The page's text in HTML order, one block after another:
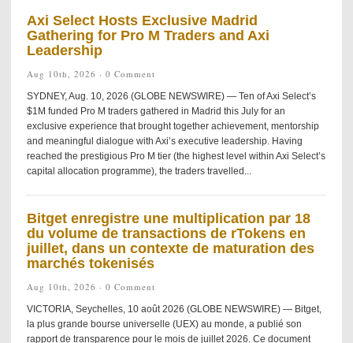
Axi Select Hosts Exclusive Madrid
Gathering for Pro M Traders and Axi
Leadership
Aug 10th, 2026 · 0 Comment
SYDNEY, Aug. 10, 2026 (GLOBE NEWSWIRE) — Ten of Axi Select’s
$1M funded Pro M traders gathered in Madrid this July for an
exclusive experience that brought together achievement, mentorship
and meaningful dialogue with Axi’s executive leadership. Having
reached the prestigious Pro M tier (the highest level within Axi Select’s
capital allocation programme), the traders travelled...
Bitget enregistre une multiplication par 18
du volume de transactions de rTokens en
juillet, dans un contexte de maturation des
marchés tokenisés
Aug 10th, 2026 · 0 Comment
VICTORIA, Seychelles, 10 août 2026 (GLOBE NEWSWIRE) — Bitget,
la plus grande bourse universelle (UEX) au monde, a publié son
rapport de transparence pour le mois de juillet 2026. Ce document